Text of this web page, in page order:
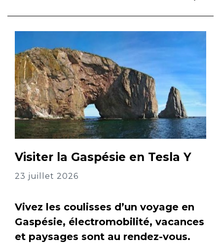
Visiter la Gaspésie en Tesla Y
23 juillet 2026
Vivez les coulisses d’un voyage en
Gaspésie, électromobilité, vacances
et paysages sont au rendez-vous.